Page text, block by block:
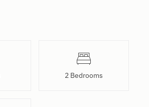
2 Bedrooms